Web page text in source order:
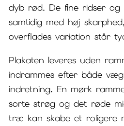
dyb rød. De fine ridser og
samtidig med høj
overflades variation står
Plakaten leveres uden
indrammes efter både
indretning. En mørk
sorte strøg og det røde
træ kan skabe et roligere